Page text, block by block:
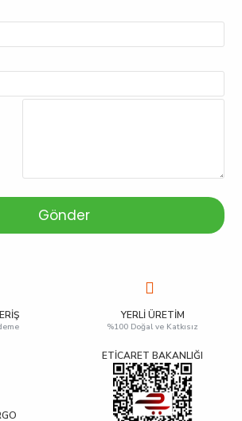
Gönder
YERLI ÜRETIM
%100 Doğal ve Katkısız
ETİCARET BAKANLIĞI